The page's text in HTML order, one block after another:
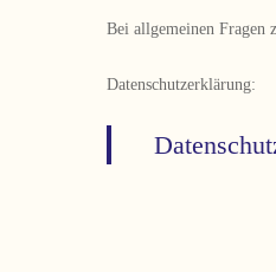
Bei allgemeinen Fragen
Datenschutzerklärung: